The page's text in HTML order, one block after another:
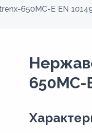
650MC-E EN
650MC-